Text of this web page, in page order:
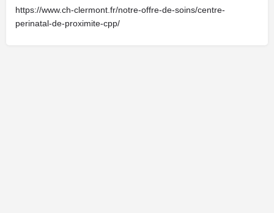
https://www.ch-clermont.fr/notre-offre-de-soins/centre-
perinatal-de-proximite-cpp/